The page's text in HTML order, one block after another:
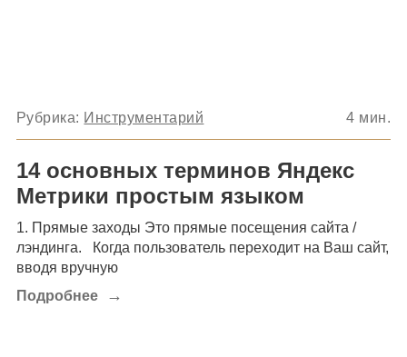
Рубрика: Инструментарий 4 мин.
14 основных терминов Яндекс
Метрики простым языком
1. Прямые заходы Это прямые посещения сайта /
лэндинга. Когда пользователь переходит на Ваш сайт,
вводя вручную
Подробнее
→